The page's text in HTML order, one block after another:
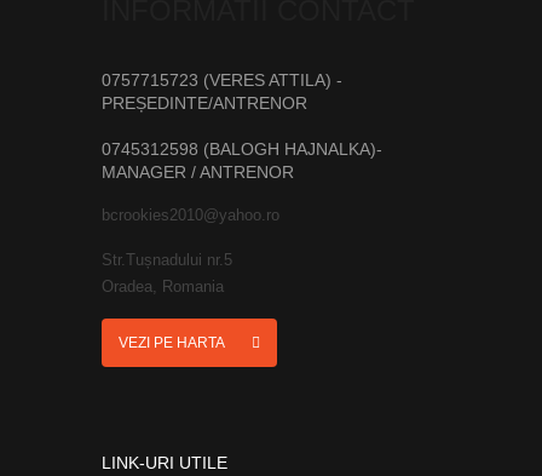
0757715723 (VERES ATTILA) -
PREȘEDINTE/ANTRENOR
0745312598 (BALOGH HAJNALKA)-
MANAGER / ANTRENOR
bcrookies2010@yahoo.ro
Str.Tușnadului nr.5
Oradea, Romania
VEZI PE HARTA
LINK-URI UTILE